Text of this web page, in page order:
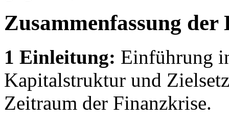
Zusammenfassung der
1 Einleitung: Einführung
Kapitalstruktur und
Zeitraum der Finanzkrise.